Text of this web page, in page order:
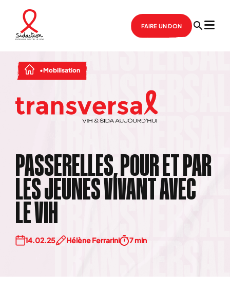
FAIRE UN DON
Mobilisation
PASSERELLES, POUR ET PAR
LES JEUNES VIVANT AVEC
LE VIH
14.02.25 Hélène Ferrarini 7 min